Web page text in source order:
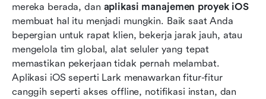
mereka berada, dan aplikasi manajemen proyek iOS
membuat hal itu menjadi mungkin. Baik saat Anda
bepergian untuk rapat klien, bekerja jarak jauh, atau
mengelola tim global, alat seluler yang tepat
memastikan pekerjaan tidak pernah melambat.
Aplikasi iOS seperti Lark menawarkan fitur-fitur
canggih seperti akses offline, notifikasi instan, dan
Bagaimana memilih aplikasi proyek iOS yang
tepat untuk tim Anda
Tips untuk membimbing tim Anda dalam
menggunakan aplikasi PM iOS baru
Kesimpulan